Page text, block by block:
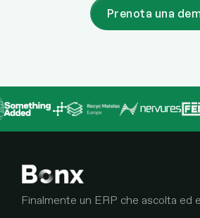
Prenota una
Finalmente un ERP che ascolta ed